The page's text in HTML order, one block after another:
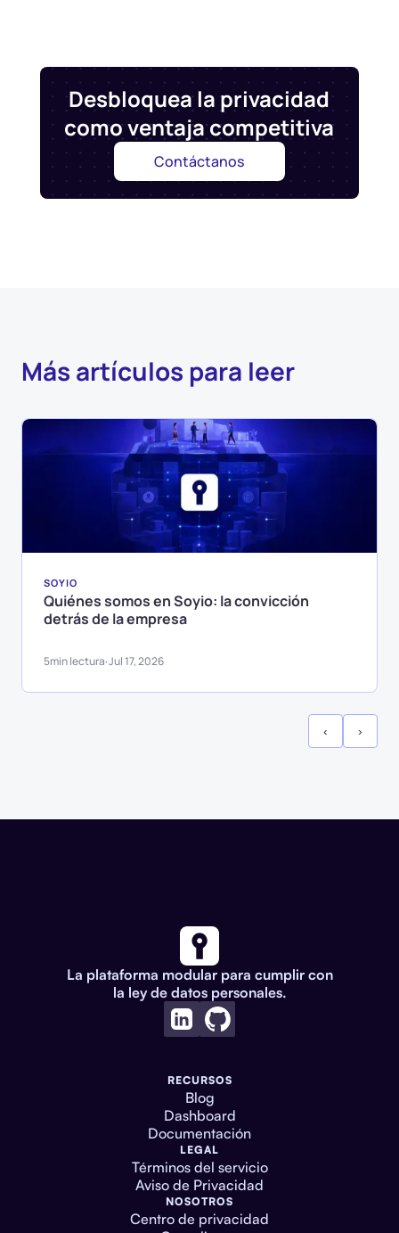
Desbloquea la privacidad
como ventaja competitiva
Contáctanos
Más artículos para leer
SOYIO
Quiénes somos en Soyio: la convicción
detrás de la empresa
5min lectura·Jul 17, 2026
‹ ›
La plataforma modular para cumplir con
la ley de datos personales.
RECURSOS
Blog
Dashboard
Documentación
LEGAL
Términos del servicio
Aviso de Privacidad
NOSOTROS
Centro de privacidad